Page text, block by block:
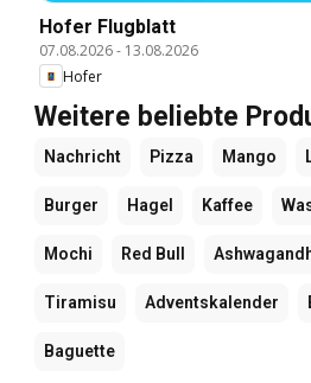
Hofer Flugblatt
07.08.2026- 13.08.2026
Hofer
Weitere beliebte
Nachricht Pizza Mango
Burger Hagel Kaffee
Mochi Red Bull
Tiramisu Adventskalender
Baguette